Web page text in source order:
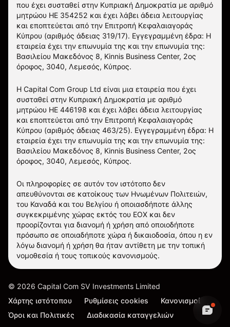
που έχει συσταθεί στην Κυπριακή Δημοκρατία με αριθμό
μητρώου HE 354252 και έχει λάβει άδεια λειτουργίας
και εποπτεύεται από την Επιτροπή Κεφαλαιαγοράς
Κύπρου (αριθμός άδειας 319/17). Εγγεγραμμένη έδρα: Η
εταιρεία έχει την επωνυμία της και την επωνυμία της:
Βασιλείου Μακεδόνος 8, Kinnis Business Center, 2ος
όροφος, 3040, Λεμεσός, Κύπρος.
Η Capital Com Group Ltd είναι μια εταιρεία που έχει
συσταθεί στην Κυπριακή Δημοκρατία με αριθμό
μητρώου ΗΕ 446198 και έχει λάβει άδεια λειτουργίας
και εποπτεύεται από την Επιτροπή Κεφαλαιαγοράς
Κύπρου (αριθμός άδειας 463/25). Εγγεγραμμένη έδρα: Η
εταιρεία έχει την επωνυμία της και την επωνυμία της:
Βασιλείου Μακεδόνος 8, Kinnis Business Center, 2ος
όροφος, 3040, Λεμεσός, Κύπρος.
Οι πληροφορίες σε αυτόν τον ιστότοπο δεν
απευθύνονται σε κατοίκους των Ηνωμένων Πολιτειών,
του Καναδά και του Βελγίου ή οποιασδήποτε άλλης
συγκεκριμένης χώρας εκτός του ΕΟΧ και δεν
προορίζονται για διανομή ή χρήση από οποιοδήποτε
πρόσωπο σε οποιαδήποτε χώρα ή δικαιοδοσία, όπου η εν
λόγω διανομή ή χρήση θα ήταν αντίθετη με την τοπική
νομοθεσία ή τους τοπικούς κανονισμούς.
© 2026 Capital Com SV Investments Limited
Χάρτης ιστότοπου
Ρυθμίσεις cookies
Κανονισμοί
Όροι και Πολιτικές
Διαδικασία καταγγελιών